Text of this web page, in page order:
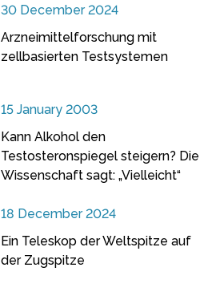
30 December 2024
Arzneimittelforschung mit
zellbasierten Testsystemen
15 January 2003
Kann Alkohol den
Testosteronspiegel steigern? Die
Wissenschaft sagt: „Vielleicht“
18 December 2024
Ein Teleskop der Weltspitze auf
der Zugspitze